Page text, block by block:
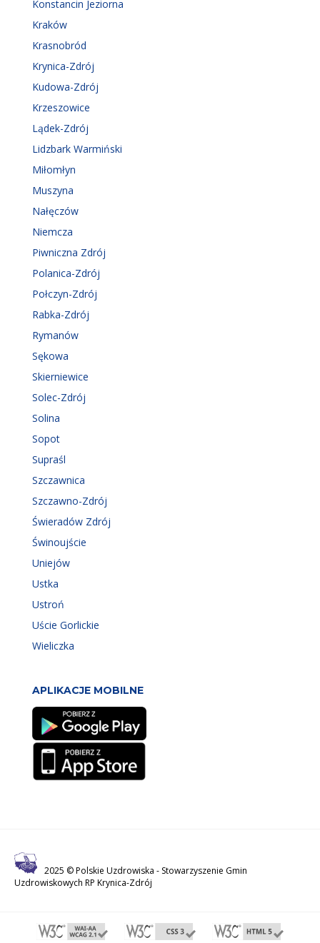
Konstancin Jeziorna
Kraków
Krasnobród
Krynica-Zdrój
Kudowa-Zdrój
Krzeszowice
Lądek-Zdrój
Lidzbark Warmiński
Miłomłyn
Muszyna
Nałęczów
Niemcza
Piwniczna Zdrój
Polanica-Zdrój
Połczyn-Zdrój
Rabka-Zdrój
Rymanów
Sękowa
Skierniewice
Solec-Zdrój
Solina
Sopot
Supraśl
Szczawnica
Szczawno-Zdrój
Świeradów Zdrój
Świnoujście
Uniejów
Ustka
Ustroń
Uście Gorlickie
Wieliczka
APLIKACJE MOBILNE
2025 © Polskie Uzdrowiska - Stowarzyszenie Gmin
Uzdrowiskowych RP Krynica-Zdrój